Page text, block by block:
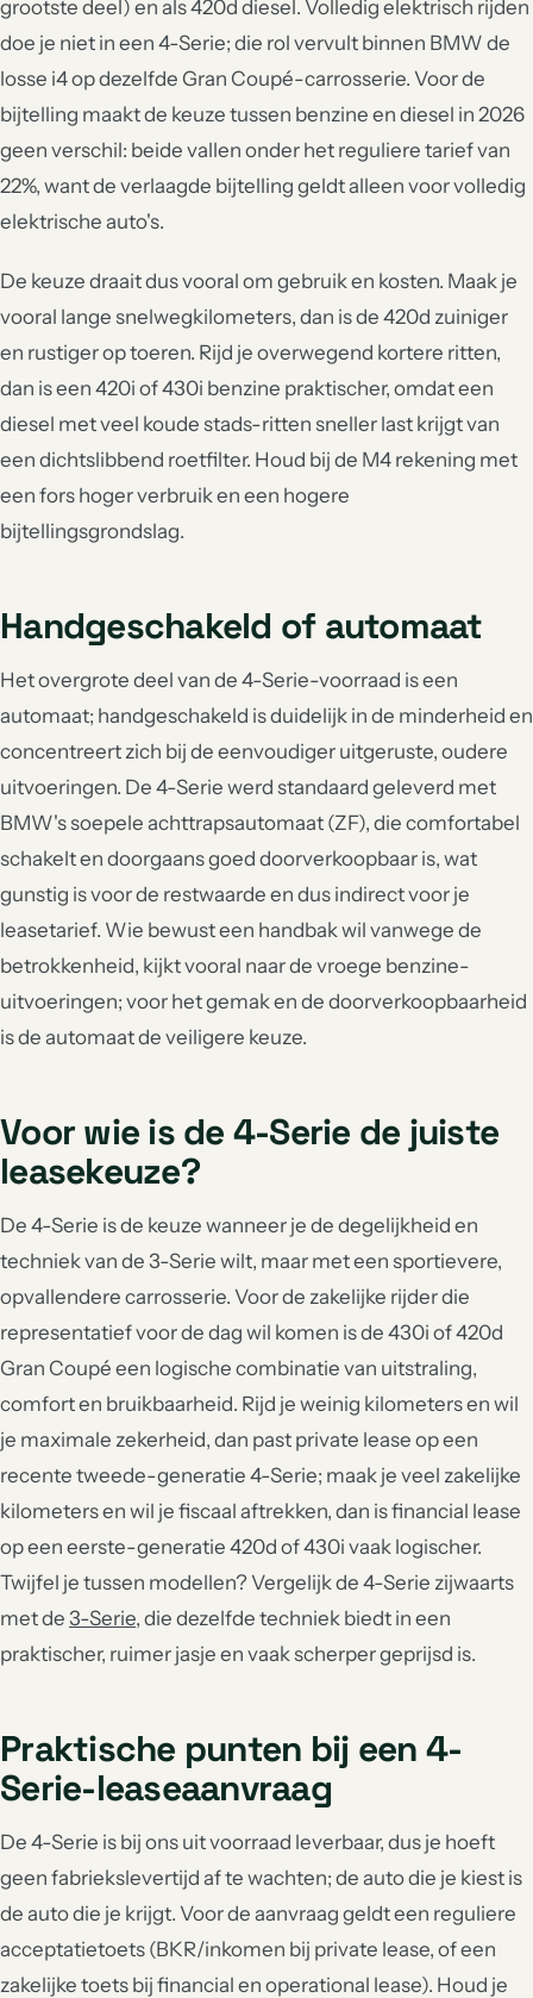
grootste deel) en als 420d diesel. Volledig elektrisch rijden
doe je niet in een 4-Serie; die rol vervult binnen BMW de
losse i4 op dezelfde Gran Coupé-carrosserie. Voor de
bijtelling maakt de keuze tussen benzine en diesel in 2026
geen verschil: beide vallen onder het reguliere tarief van
22%, want de verlaagde bijtelling geldt alleen voor volledig
elektrische auto's.
De keuze draait dus vooral om gebruik en kosten. Maak je
vooral lange snelwegkilometers, dan is de 420d zuiniger
en rustiger op toeren. Rijd je overwegend kortere ritten,
dan is een 420i of 430i benzine praktischer, omdat een
diesel met veel koude stads-ritten sneller last krijgt van
een dichtslibbend roetfilter. Houd bij de M4 rekening met
een fors hoger verbruik en een hogere
bijtellingsgrondslag.
Handgeschakeld of automaat
Het overgrote deel van de 4-Serie-voorraad is een
automaat; handgeschakeld is duidelijk in de minderheid en
concentreert zich bij de eenvoudiger uitgeruste, oudere
uitvoeringen. De 4-Serie werd standaard geleverd met
BMW's soepele achttrapsautomaat (ZF), die comfortabel
schakelt en doorgaans goed doorverkoopbaar is, wat
gunstig is voor de restwaarde en dus indirect voor je
leasetarief. Wie bewust een handbak wil vanwege de
betrokkenheid, kijkt vooral naar de vroege benzine-
uitvoeringen; voor het gemak en de doorverkoopbaarheid
is de automaat de veiligere keuze.
Voor wie is de 4-Serie de juiste
leasekeuze?
De 4-Serie is de keuze wanneer je de degelijkheid en
techniek van de 3-Serie wilt, maar met een sportievere,
opvallendere carrosserie. Voor de zakelijke rijder die
representatief voor de dag wil komen is de 430i of 420d
Gran Coupé een logische combinatie van uitstraling,
comfort en bruikbaarheid. Rijd je weinig kilometers en wil
je maximale zekerheid, dan past private lease op een
recente tweede-generatie 4-Serie; maak je veel zakelijke
kilometers en wil je fiscaal aftrekken, dan is financial lease
op een eerste-generatie 420d of 430i vaak logischer.
Twijfel je tussen modellen? Vergelijk de 4-Serie zijwaarts
met de 3-Serie, die dezelfde techniek biedt in een
praktischer, ruimer jasje en vaak scherper geprijsd is.
Praktische punten bij een 4-
Serie-leaseaanvraag
De 4-Serie is bij ons uit voorraad leverbaar, dus je hoeft
geen fabriekslevertijd af te wachten; de auto die je kiest is
de auto die je krijgt. Voor de aanvraag geldt een reguliere
acceptatietoets (BKR/inkomen bij private lease, of een
zakelijke toets bij financial en operational lease). Houd je